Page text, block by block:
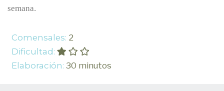
semana.
Comensales: 2
Dificultad:
Elaboración: 30 minutos